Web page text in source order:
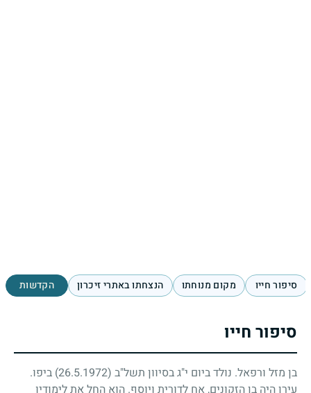
סיפור חייו מקום מנוחתו הנצחתו באתרי זיכרון הקדשות
סיפור חייו
בן מזל ורפאל. נולד ביום י"ג בסיוון תשל"ב (26.5.1972)
ביפו.
עירן היה בן הזקונים, אח לדורית ויוסף. הוא החל את לימודיו